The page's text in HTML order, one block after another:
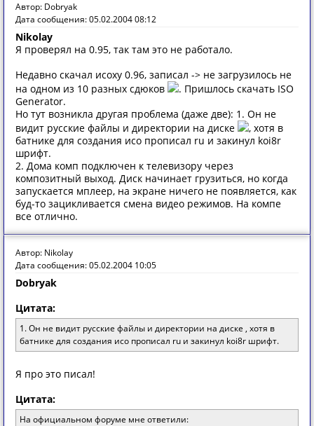
Автор: Dobryak
Дата сообщения: 05.02.2004 08:12
Nikolay
Я проверял на 0.95, так там это не работало.
Недавно скачал исоху 0.96, записал -> не загрузилось не
на одном из 10 разных сдюков
. Пришлось скачать ISO
Generator.
Но тут возникла другая проблема (даже две): 1. Он не
видит русские файлы и директории на диске
, хотя в
батнике для создания исо прописал ru и закинул koi8r
шрифт.
2. Дома комп подключен к телевизору через
композитный выход. Диск начинает грузиться, но когда
запускается мплеер, на экране ничего не появляется, как
буд-то зацикливается смена видео режимов. На компе
все отлично.
Автор: Nikolay
Дата сообщения: 05.02.2004 10:05
Dobryak
Цитата:
1. Он не видит русские файлы и директории на диске , хотя в
батнике для создания исо прописал ru и закинул koi8r шрифт.
Я про это писал!
Цитата:
На официальном форуме мне ответили: